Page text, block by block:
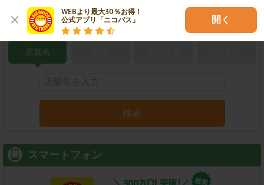
WEBより最大30％お得！
公式アプリ「ニコパス」
開く
こだわり条件で検索
店舗名
検索
スマートフォン